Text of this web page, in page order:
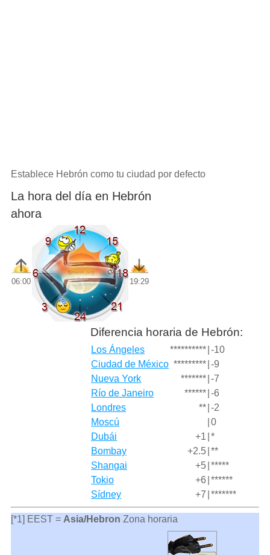
Establece Hebrón como tu ciudad por defecto
La hora del día en Hebrón
ahora
06:00 19:29
Diferencia horaria de Hebrón:
Los Ángeles ********** -10
Ciudad de México ********* -9
Nueva York
******* -7
Río de Janeiro
****** -6
Londres
** -2
Moscú
0
Dubái
+1 *
Bombay
+2.5 **
Shangai
+5 *****
Tokio
+6 ******
Sídney
+7 *******
[*1] EEST = Asia/Hebron Zona horaria